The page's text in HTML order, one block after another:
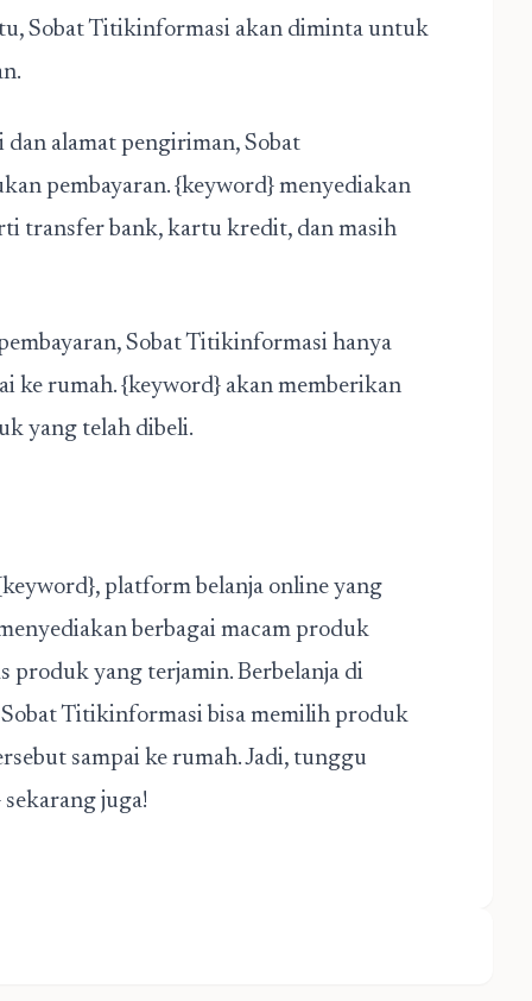
Sobat Titikinformasi akan diminta untuk
dan alamat pengiriman, Sobat
pembayaran. {keyword} menyediakan
transfer bank, kartu kredit, dan masih
Sobat Titikinformasi hanya
ke rumah. {keyword} akan memberikan
yang telah dibeli.
platform belanja online yang
berbagai macam produk
produk yang terjamin. Berbelanja di
Titikinformasi bisa memilih produk
sampai ke rumah. Jadi, tunggu
juga!